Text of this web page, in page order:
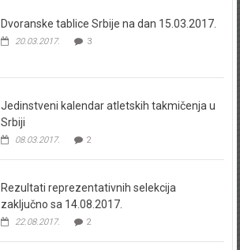
Dvoranske tablice Srbije na dan 15.03.2017.
20.03.2017. 3
Jedinstveni kalendar atletskih takmičenja u
Srbiji
08.03.2017. 2
Rezultati reprezentativnih selekcija
zaključno sa 14.08.2017.
22.08.2017. 2